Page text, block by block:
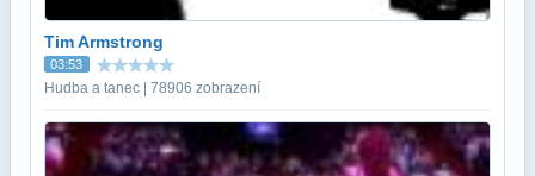
Tim Armstrong
03:53
Hudba a tanec | 78906 zobrazení